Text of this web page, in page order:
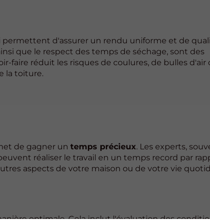
permettent d'assurer un rendu uniforme et de
que le respect des temps de séchage, sont des
faire réduit les risques de coulures, de bulles d'air
la toiture.
de gagner un temps précieux. Les experts,
réaliser le travail en un temps record par
aspects de votre maison ou de votre vie
optimale. Cela inclut l'évaluation des